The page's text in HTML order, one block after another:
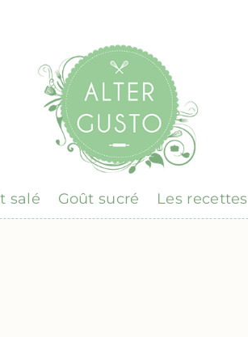
salé Goût sucré Les recettes